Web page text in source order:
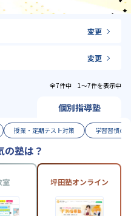
変更
変更
全7件中 1〜7件を表示中
個別指導塾
授業・定期テスト対策 学習習慣の
の塾は？
室 坪田塾オンライン